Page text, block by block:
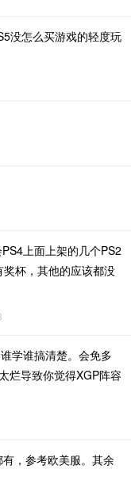
没怎么买游戏的轻度玩
上面上架的几个PS2
杯，其他的应该都没
学谁搞清楚。会免多
烂导致你觉得XGP阵容
，参考欧美服。其余